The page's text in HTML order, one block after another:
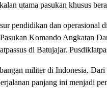
utama pasukan khusus
pendidikan dan
Komando Angkatan
di Batujajar.
militer di Indonesia.
panjang ini menjadi